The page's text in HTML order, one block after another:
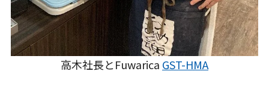
高木社長とFuwarica GST-HMA